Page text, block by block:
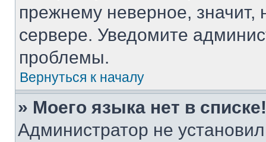
прежнему неверное, значит,
сервере. Уведомите
проблемы.
Вернуться к началу
» Моего языка нет в списке!
Администратор не